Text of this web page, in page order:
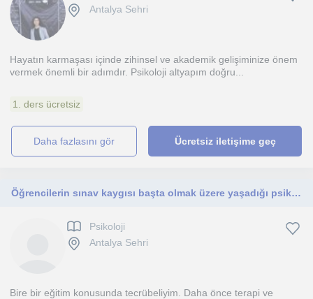
Antalya Sehri
Hayatın karmaşası içinde zihinsel ve akademik gelişiminize önem
vermek önemli bir adımdır. Psikoloji altyapım doğru...
1. ders ücretsiz
daha fazlasını gör Ücretsiz iletişime geç
Öğrencilerin sınav kaygısı başta olmak üzere yaşadığı psikolojik sorunlara yönelik çalışmalar yapıyorum.
Psikoloji
Antalya Sehri
Bire bir eğitim konusunda tecrübeliyim. Daha önce terapi ve